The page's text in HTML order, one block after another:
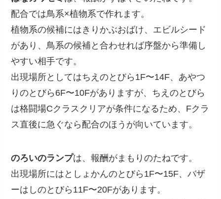
配合では鳥系×植物系で作れます。
植物系の候補にはきりかぶおばけ、エビルシード
があり、鳥系の候補と合わせれば序盤から準備し
やすい相手です。
出現場所としてはちえのとびら1F〜14F、あやつ
りのとびら6F〜10Fがありますが、ちえのとびら
は格闘場Cクラスクリアが条件になるため、Fクラ
ス直後に急ぐなら配合のほうが向いています。
のろいのランプは、報酬がまもりのたねです。
出現場所にはとしょかんのとびら1F〜15F、バザ
ーはしのとびら11F〜20Fがあります。